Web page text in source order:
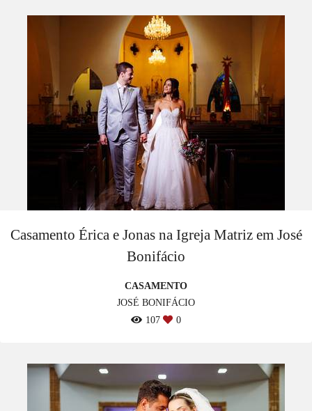
Casamento Érica e Jonas na Igreja Matriz em José
Bonifácio
CASAMENTO
JOSÉ BONIFÁCIO
107
0